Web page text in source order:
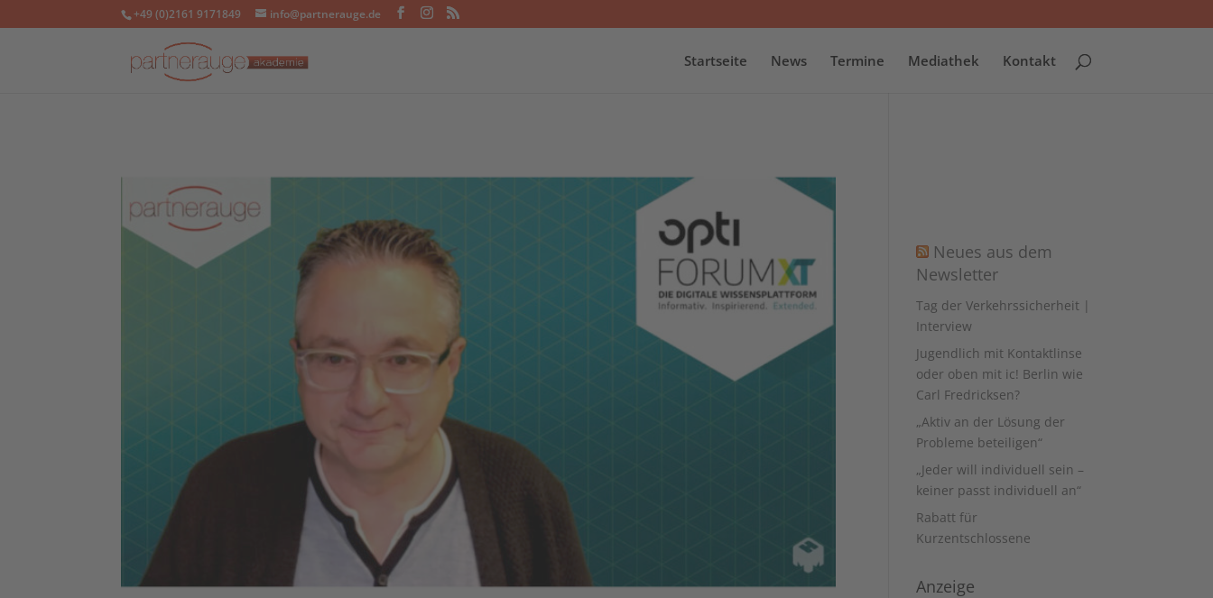
+49 (0)2161 9171849 info@partnerauge.de
Startseite News Termine Mediathek Kontakt
Neues aus dem
Newsletter
Tag der Verkehrssicherheit |
Interview
Jugendlich mit Kontaktlinse
oder oben mit ic! Berlin wie
Carl Fredricksen?
„Aktiv an der Lösung der
Probleme beteiligen“
„Jeder will individuell sein –
keiner passt individuell an“
Rabatt für
Kurzentschlossene
Anzeige